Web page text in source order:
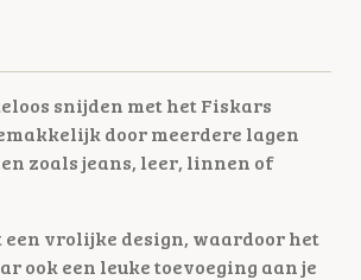
snijden met het Fiskars
door meerdere lagen
zoals jeans, leer, linnen of
vrolijke design, waardoor het
ook een leuke toevoeging aan je